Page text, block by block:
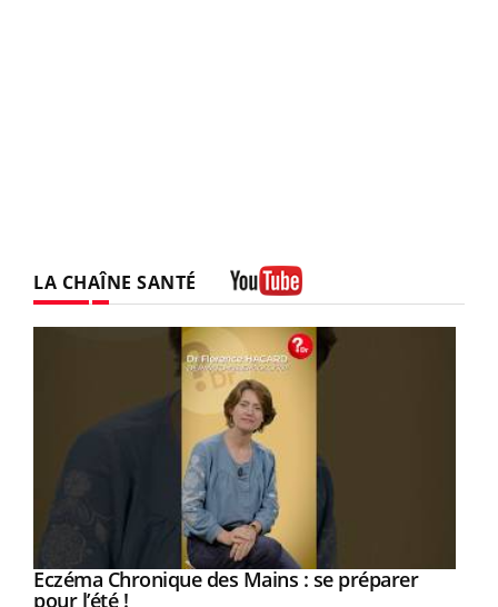
LA CHAÎNE SANTÉ
Youtube
Eczéma Chronique des Mains : se préparer
pour l’été !Youtube